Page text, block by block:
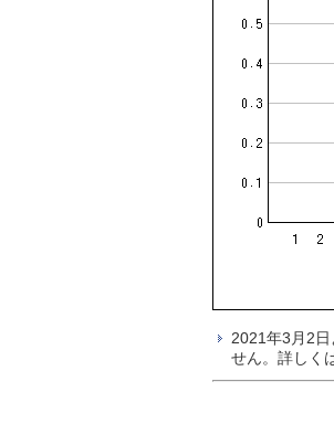
2021年3月2
せん。詳しく